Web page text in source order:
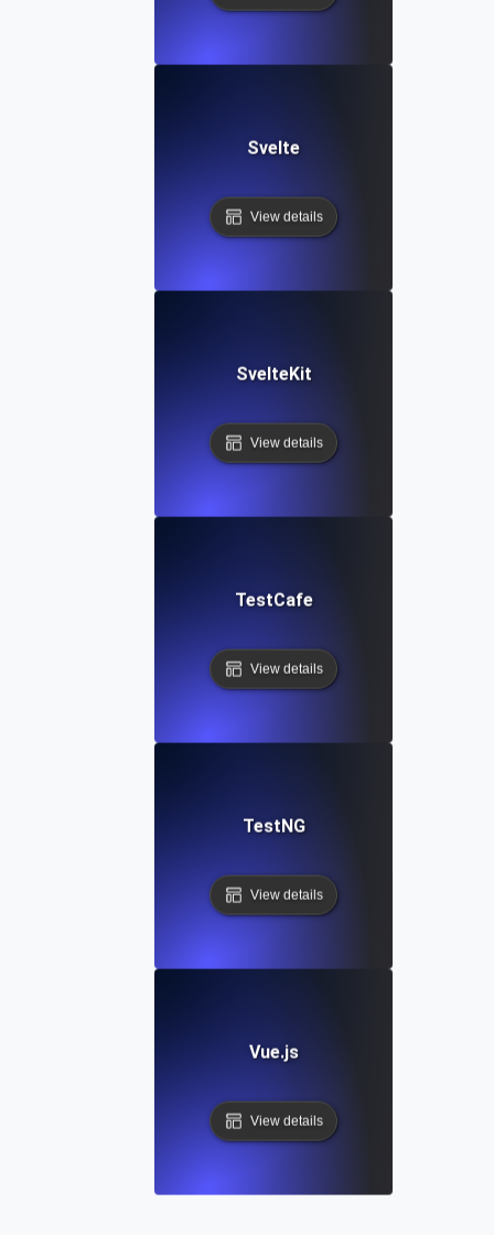
Svelte
View details
SvelteKit
View details
TestCafe
View details
TestNG
View details
Vue.js
View details